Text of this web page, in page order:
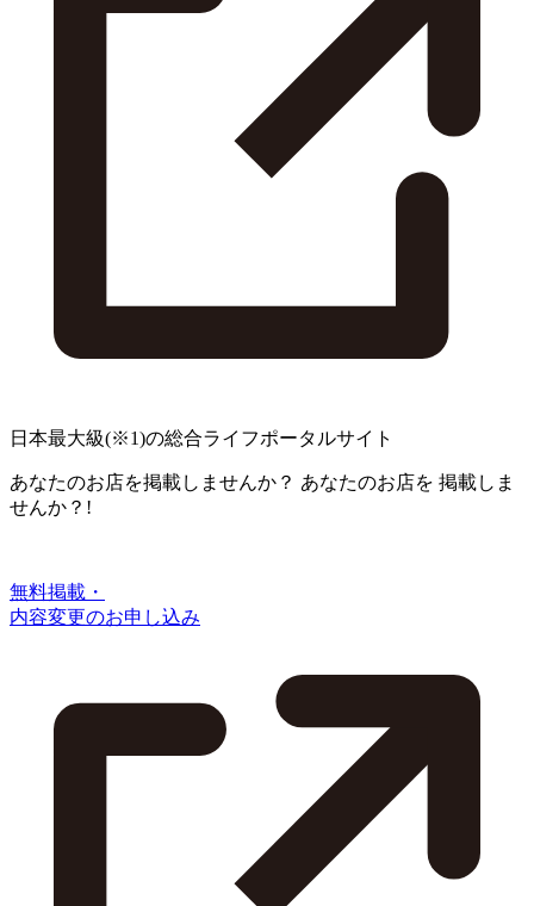
日本最大級(※1)の総合ライフポータルサイト
あなたのお店を掲載しませんか？ あなたのお店を 掲載しま
せんか？!
無料掲載・
内容変更のお申し込み